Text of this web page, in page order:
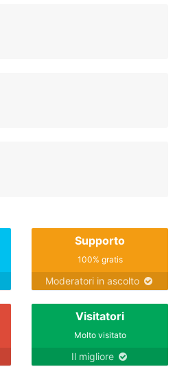
Supporto
100% gratis
Moderatori in ascolto
Visitatori
Molto visitato
Il migliore